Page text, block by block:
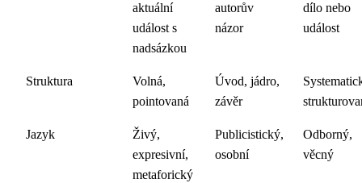
aktuální
událost s
nadsázkou
autorův
názor
dílo nebo
událost
Struktura
Volná,
pointovaná
Úvod, jádro,
závěr
Jazyk
Živý,
expresivní,
metaforický
Publicistický,
osobní
Odborný,
věcný